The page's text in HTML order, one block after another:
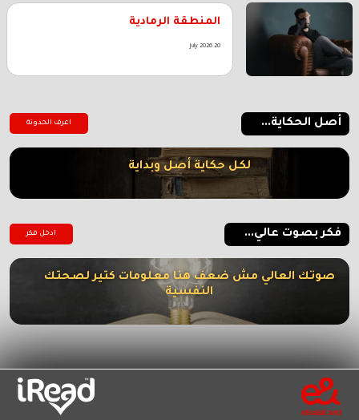
المنطقة الرمادية
20 July 2026
أصل الحكاية... اعرف الحدوتة
لكل حكاية أصل وبداية
فكر بصوت عالي... ادخل فكر
صوتك العالي مش ضعف هنا معلومات كتير لصحتك
النفسية